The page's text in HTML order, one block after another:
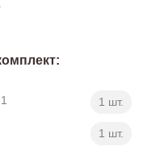
1 шт.
1 шт.